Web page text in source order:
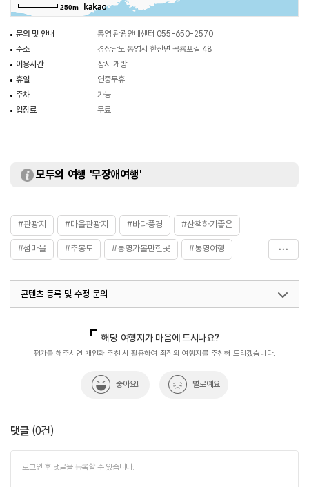
250m
문의 및 안내
통영 관광안내센터 055-650-2570
주소
경상남도 통영시 한산면 곡룡포길 48
이용시간
상시 개방
휴일
연중무휴
주차
가능
입장료
무료
모두의 여행 '무장애여행'
#관광지 #마을관광지 #바다풍경 #산책하기좋은
#섬마을 #추봉도 #통영가볼만한곳 #통영여행
콘텐츠 등록 및 수정 문의
해당 여행지가 마음에 드시나요?
평가를 해주시면 개인화 추천 시 활용하여 최적의 여행지를 추천해 드리겠습니다.
좋아요! 별로예요
댓글 (0건)